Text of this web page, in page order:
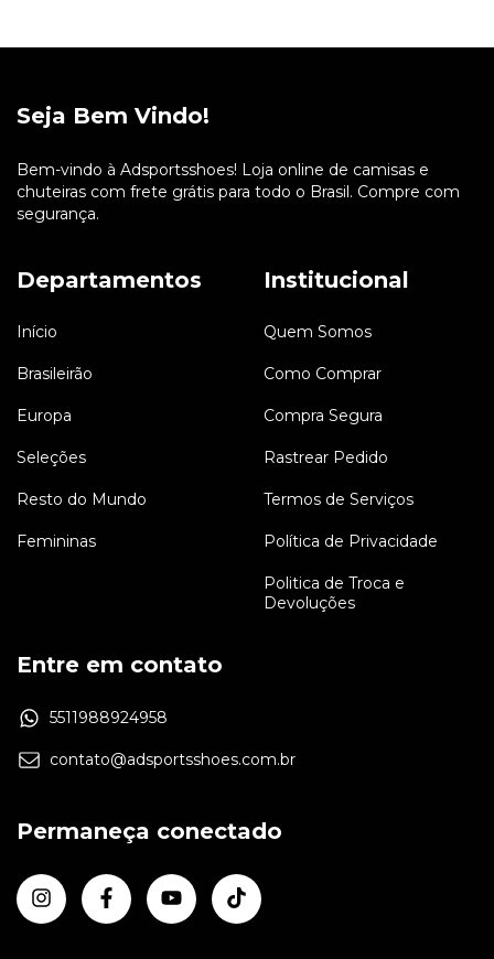
Seja Bem Vindo!
Bem-vindo à Adsportsshoes! Loja online de camisas e
chuteiras com frete grátis para todo o Brasil. Compre com
segurança.
Departamentos
Início
Brasileirão
Europa
Seleções
Resto do Mundo
Femininas
Institucional
Quem Somos
Como Comprar
Compra Segura
Rastrear Pedido
Termos de Serviços
Política de Privacidade
Politica de Troca e
Devoluções
Entre em contato
5511988924958
contato@adsportsshoes.com.br
Permaneça conectado